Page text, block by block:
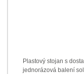
Plastový stojan s
jednorázová balení